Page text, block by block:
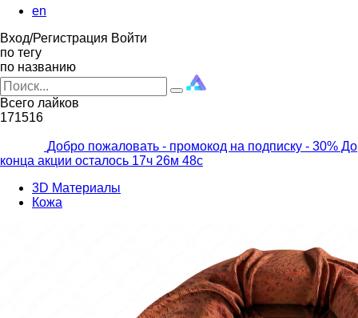
en
Вход/Регистрация Войти
по тегу
по названию
Всего лайков
171516
Добро пожаловать - промокод на подписку - 30% До
конца акции осталось 17ч 26м 47с
3D Материалы
Кожа